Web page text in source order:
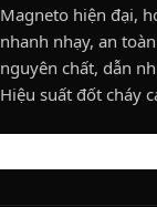
Magneto hiện đại,
nhanh nhạy, an
nguyên chất, dẫn
Hiệu suất đốt cháy